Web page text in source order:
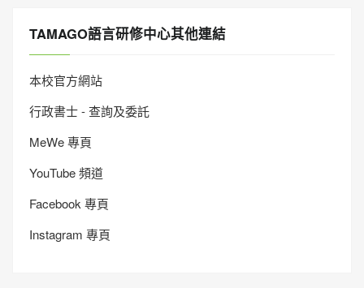
TAMAGO語言研修中心其他連結
本校官方網站
行政書士 - 查詢及委託
MeWe 專頁
YouTube 頻道
Facebook 專頁
Instagram 專頁